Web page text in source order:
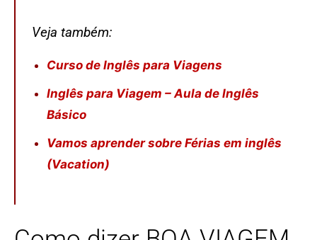
Veja também:
Curso de Inglês para Viagens
Inglês para Viagem – Aula de Inglês
Básico
Vamos aprender sobre Férias em inglês
(Vacation)